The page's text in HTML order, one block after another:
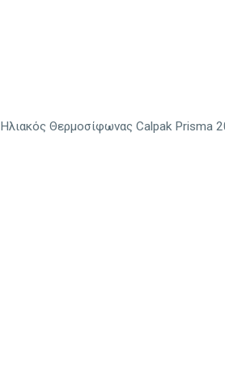
Ηλιακός Θερμοσίφωνας Calpak Prisma